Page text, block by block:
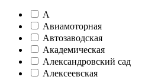
А
Авиамоторная
Автозаводская
Академическая
Александровский сад
Алексеевская